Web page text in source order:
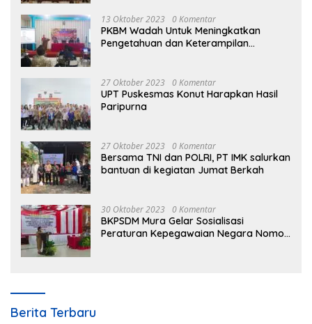
13 Oktober 2023 0 Komentar
PKBM Wadah Untuk Meningkatkan
Pengetahuan dan Keterampilan
27 Oktober 2023 0 Komentar
UPT Puskesmas Konut Harapkan Hasil
Paripurna
27 Oktober 2023 0 Komentar
Bersama TNI dan POLRI, PT IMK salurkan
bantuan di kegiatan Jumat Berkah
30 Oktober 2023 0 Komentar
BKPSDM Mura Gelar Sosialisasi
Peraturan Kepegawaian Negara Nomor
Berita Terbaru